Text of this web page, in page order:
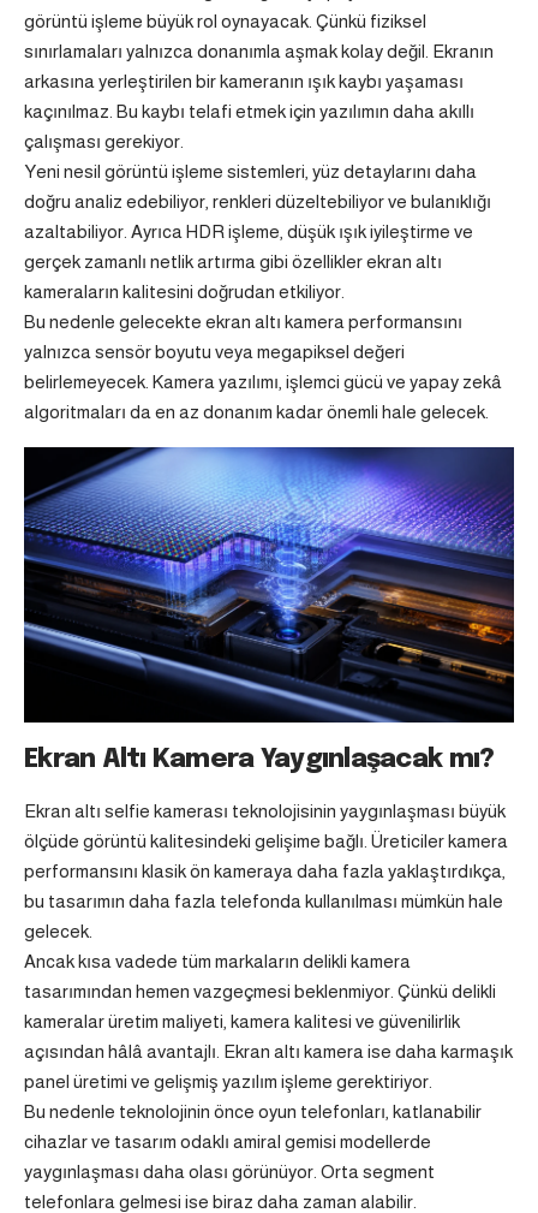
görüntü işleme büyük rol oynayacak. Çünkü fiziksel
sınırlamaları yalnızca donanımla aşmak kolay değil. Ekranın
arkasına yerleştirilen bir kameranın ışık kaybı yaşaması
kaçınılmaz. Bu kaybı telafi etmek için yazılımın daha akıllı
çalışması gerekiyor.
Yeni nesil görüntü işleme sistemleri, yüz detaylarını daha
doğru analiz edebiliyor, renkleri düzeltebiliyor ve bulanıklığı
azaltabiliyor. Ayrıca HDR işleme, düşük ışık iyileştirme ve
gerçek zamanlı netlik artırma gibi özellikler ekran altı
kameraların kalitesini doğrudan etkiliyor.
Bu nedenle gelecekte ekran altı kamera performansını
yalnızca sensör boyutu veya megapiksel değeri
belirlemeyecek. Kamera yazılımı, işlemci gücü ve yapay zekâ
algoritmaları da en az donanım kadar önemli hale gelecek.
Ekran Altı Kamera Yaygınlaşacak mı?
Ekran altı selfie kamerası teknolojisinin yaygınlaşması büyük
ölçüde görüntü kalitesindeki gelişime bağlı. Üreticiler kamera
performansını klasik ön kameraya daha fazla yaklaştırdıkça,
bu tasarımın daha fazla telefonda kullanılması mümkün hale
gelecek.
Ancak kısa vadede tüm markaların delikli kamera
tasarımından hemen vazgeçmesi beklenmiyor. Çünkü delikli
kameralar üretim maliyeti, kamera kalitesi ve güvenilirlik
açısından hâlâ avantajlı. Ekran altı kamera ise daha karmaşık
panel üretimi ve gelişmiş yazılım işleme gerektiriyor.
Bu nedenle teknolojinin önce oyun telefonları, katlanabilir
cihazlar ve tasarım odaklı amiral gemisi modellerde
yaygınlaşması daha olası görünüyor. Orta segment
telefonlara gelmesi ise biraz daha zaman alabilir.